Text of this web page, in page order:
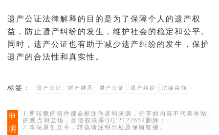
遗产公证法律解释的目的是为了保障个人的遗产权
益，防止遗产纠纷的发生，维护社会的稳定和公平。
同时，遗产公证也有助于减少遗产纠纷的发生，保护
遗产的合法性和真实性。
标签： 遗产公证 财产继承 财产公证 遗产纠纷 法律咨询
申
明
1.所转载的稿件都会标注作者和来源，分享的内容不代表本站
的观点和立场，如侵权联系QQ:2122654删除；
2.本站原创文章，转载请注明出处及保留链接。